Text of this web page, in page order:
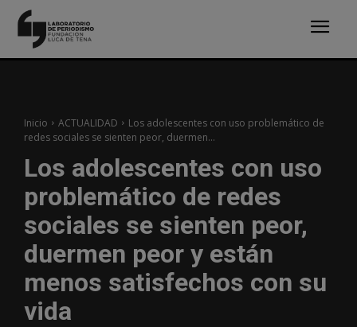
Inicio ACTUALIDAD
Los adolescentes con uso problemático de
redes sociales se sienten peor, duermen...
Los adolescentes con uso
problemático de redes
sociales se sienten peor,
duermen peor y están
menos satisfechos con su
vida